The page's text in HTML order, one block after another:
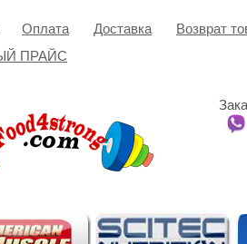
Оплата Доставка Возврат
ПРАЙС